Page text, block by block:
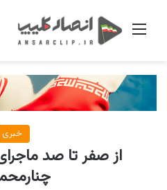
منو
خبری
از صفر تا صد